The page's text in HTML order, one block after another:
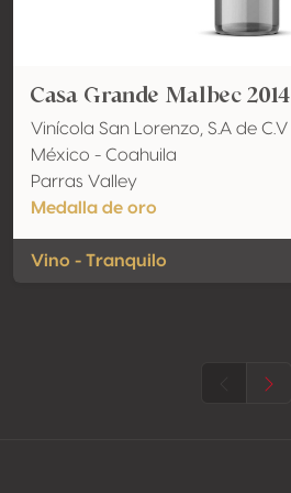
Casa Grande Malbec 2014
Vinícola San Lorenzo, S.A de C.V
México - Coahuila
Parras Valley
Medalla de oro
Vino - Tranquilo